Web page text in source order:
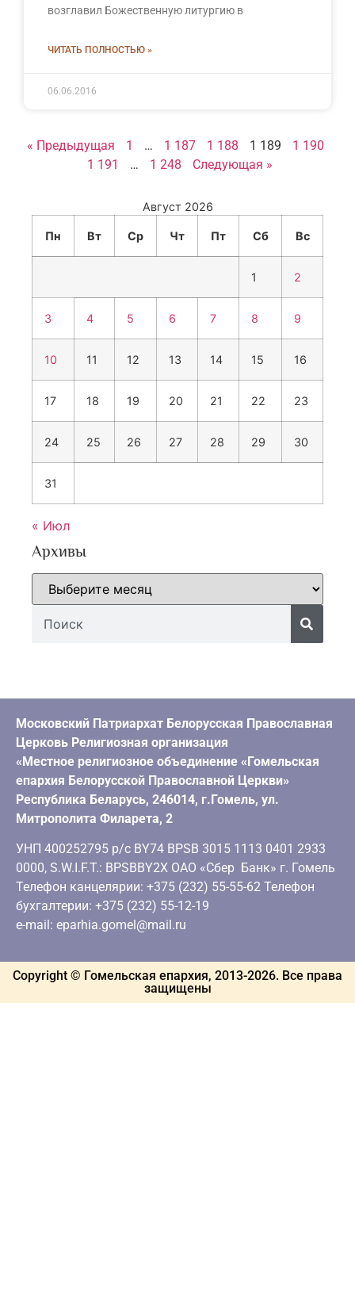
возглавил Божественную литургию в
ЧИТАТЬ ПОЛНОСТЬЮ »
06.06.2016
« Предыдущая 1 … 1 187 1 188 1 189
1 190
1 191
… 1 248 Следующая »
Август 2026
Пн Вт Ср Чт Пт Сб Вс
1 2
3 4 5 6 7 8 9
10 11 12 13 14 15 16
17 18 19 20 21 22 23
24 25 26 27 28 29 30
31
« Июл
Архивы
Московский Патриархат Белорусская Православная
Церковь Религиозная организация
«Местное религиозное объединение «Гомельская
епархия Белорусской Православной Церкви»
Республика Беларусь, 246014, г.Гомель, ул.
Митрополита Филарета, 2
УНП 400252795 р/с BY74 BPSB 3015 1113 0401 2933
0000, S.W.I.F.T.: BPSBBY2X ОАО «Сбер Банк» г. Гомель
Телефон канцелярии: +375 (232) 55-55-62 Телефон
бухгалтерии: +375 (232) 55-12-19
e-mail: eparhia.gomel@mail.ru
Copyright © Гомельская епархия, 2013-2026. Все права
защищены